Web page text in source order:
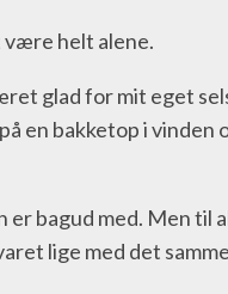
være helt alene.
glad for mit eget
en bakketop i vinden
er bagud med. Men
lige med det